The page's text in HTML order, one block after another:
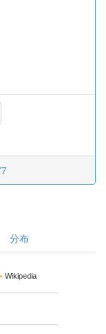
分布
Wikipedia